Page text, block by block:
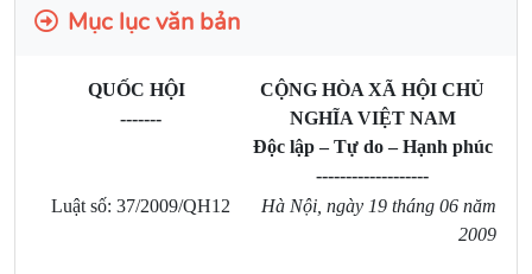
Mục lục văn bản
QUỐC HỘI
-------
CỘNG HÒA XÃ HỘI CHỦ
NGHĨA VIỆT NAM
Độc lập – Tự do – Hạnh phúc
-------------------
Luật số: 37/2009/QH12
Hà Nội, ngày 19 tháng 06 năm
2009